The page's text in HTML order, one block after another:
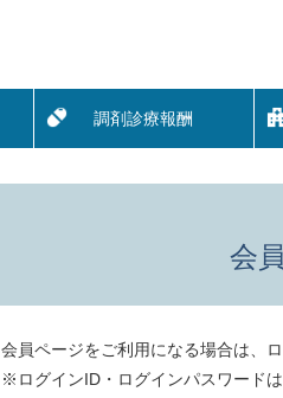
調剤診療報酬
会
会員ページをご利用になる場合は、
※ログインID・ログインパスワード